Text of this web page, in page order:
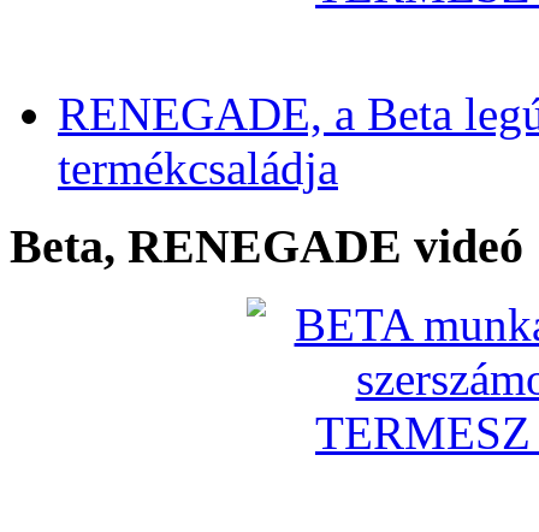
RENEGADE, a Beta
termékcsaládja
Beta, RENEGADE videó